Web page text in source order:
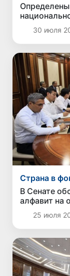
торговле
30 июля
Страна в
В Сенате
алфавит на
25 июля